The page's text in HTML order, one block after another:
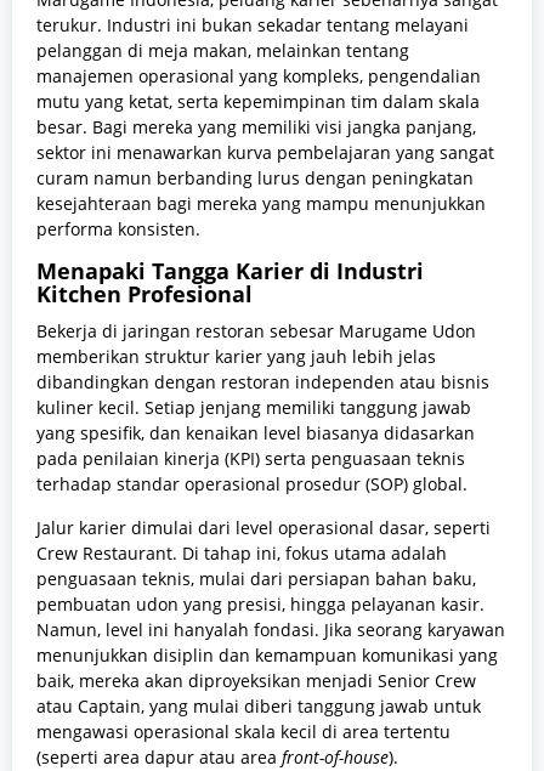
terukur. Industri ini bukan sekadar tentang melayani
pelanggan di meja makan, melainkan tentang
manajemen operasional yang kompleks, pengendalian
mutu yang ketat, serta kepemimpinan tim dalam skala
besar. Bagi mereka yang memiliki visi jangka panjang,
sektor ini menawarkan kurva pembelajaran yang sangat
curam namun berbanding lurus dengan peningkatan
kesejahteraan bagi mereka yang mampu menunjukkan
performa konsisten.
Menapaki Tangga Karier di Industri
Kitchen Profesional
Bekerja di jaringan restoran sebesar Marugame Udon
memberikan struktur karier yang jauh lebih jelas
dibandingkan dengan restoran independen atau bisnis
kuliner kecil. Setiap jenjang memiliki tanggung jawab
yang spesifik, dan kenaikan level biasanya didasarkan
pada penilaian kinerja (KPI) serta penguasaan teknis
terhadap standar operasional prosedur (SOP) global.
Jalur karier dimulai dari level operasional dasar, seperti
Crew Restaurant. Di tahap ini, fokus utama adalah
penguasaan teknis, mulai dari persiapan bahan baku,
pembuatan udon yang presisi, hingga pelayanan kasir.
Namun, level ini hanyalah fondasi. Jika seorang karyawan
menunjukkan disiplin dan kemampuan komunikasi yang
baik, mereka akan diproyeksikan menjadi Senior Crew
atau Captain, yang mulai diberi tanggung jawab untuk
mengawasi operasional skala kecil di area tertentu
(seperti area dapur atau area front-of-house).